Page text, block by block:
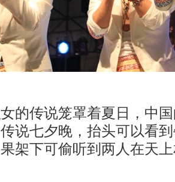
传说笼罩着夏日，中国
说七夕晚，抬头可以看
架下可偷听到两人在天